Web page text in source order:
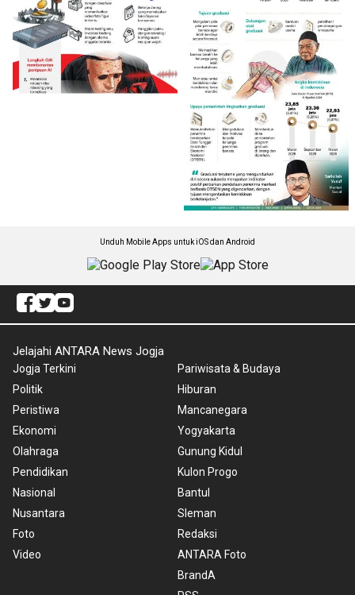
Unduh Mobile Apps untuk iOS dan Android
Jelajahi ANTARA News Jogja
Jogja Terkini
Politik
Peristiwa
Ekonomi
Olahraga
Pendidikan
Nasional
Nusantara
Foto
Video
Pariwisata & Budaya
Hiburan
Mancanegara
Yogyakarta
Gunung Kidul
Kulon Progo
Bantul
Sleman
Redaksi
ANTARA Foto
BrandA